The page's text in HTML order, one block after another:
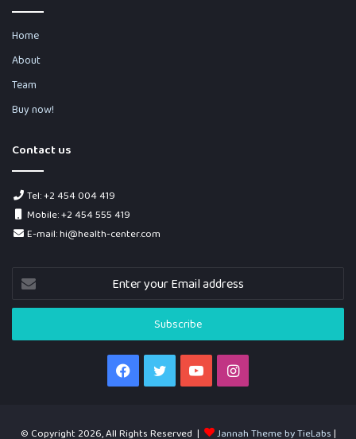
Home
About
Team
Buy now!
Contact us
Tel: +2 454 004 419
Mobile: +2 454 555 419
E-mail: hi@health-center.com
Enter
your
Email
FacebookTwitter YouTubeInstagram
© Copyright 2026, All Rights Reserved | Jannah Theme by TieLabs |